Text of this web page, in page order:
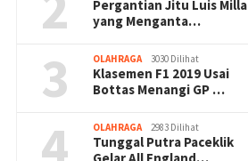
Pergantian Jitu Luis Milla
yang Menganta…
3 OLAHRAGA 3030 Dilihat
Klasemen F1 2019 Usai
Bottas Menangi GP …
4 OLAHRAGA 2983 Dilihat
Tunggal Putra Paceklik